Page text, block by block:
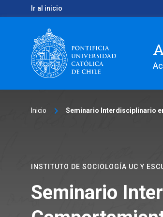
Ir al inicio
Inicio keyboard_arrow_right Seminario Interdisciplinario
INSTITUTO DE SOCIOLOGÍA UC Y
Seminario